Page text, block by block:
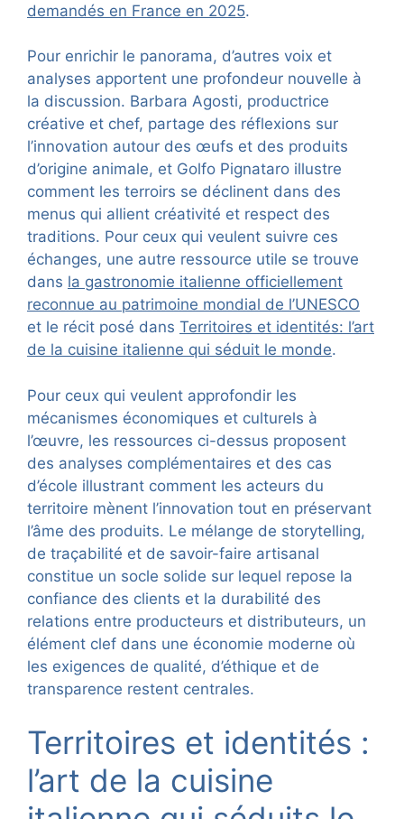
demandés en France en 2025.
Pour enrichir le panorama, d’autres voix et
analyses apportent une profondeur nouvelle à
la discussion. Barbara Agosti, productrice
créative et chef, partage des réflexions sur
l’innovation autour des œufs et des produits
d’origine animale, et Golfo Pignataro illustre
comment les terroirs se déclinent dans des
menus qui allient créativité et respect des
traditions. Pour ceux qui veulent suivre ces
échanges, une autre ressource utile se trouve
dans la gastronomie italienne officiellement
reconnue au patrimoine mondial de l’UNESCO
et le récit posé dans Territoires et identités: l’art
de la cuisine italienne qui séduit le monde.
Pour ceux qui veulent approfondir les
mécanismes économiques et culturels à
l’œuvre, les ressources ci-dessus proposent
des analyses complémentaires et des cas
d’école illustrant comment les acteurs du
territoire mènent l’innovation tout en préservant
l’âme des produits. Le mélange de storytelling,
de traçabilité et de savoir-faire artisanal
constitue un socle solide sur lequel repose la
confiance des clients et la durabilité des
relations entre producteurs et distributeurs, un
élément clef dans une économie moderne où
les exigences de qualité, d’éthique et de
transparence restent centrales.
Territoires et identités :
l’art de la cuisine